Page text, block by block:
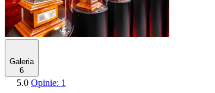
Galeria
6
5.0 Opinie: 1